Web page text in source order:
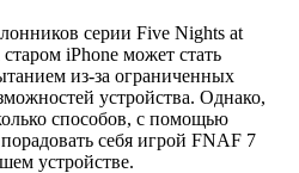
серии Five Nights at
старом iPhone может стать
из-за ограниченных
устройства. Однако,
способов, с помощью
себя игрой FNAF 7
устройстве.